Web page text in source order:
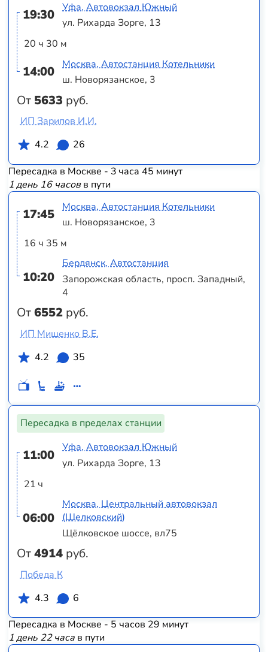
19:30
20 ч 30 м
14:00
От 5633 руб.
Уфа, Автовокзал Южный
ул. Рихарда Зорге, 13
Москва, Автостанция Котельники
ш. Новорязанское, 3
ИП Зарипов И.И.
4.2
26
Пересадка в Москве - 3 часа 45 минут
1 день 16 часовв пути
17:45
16 ч 35 м
10:20
От6552 руб.
Москва, Автостанция Котельники
ш. Новорязанское, 3
Бердянск, Автостанция
Запорожская область, просп. Западный,
4
ИП Мищенко В.Е.
4.2
35
Пересадка в пределах станции
11:00
21 ч
06:00
От4914 руб.
Уфа, Автовокзал Южный
ул. Рихарда Зорге, 13
Москва, Центральный автовокзал
(Щелковский)
Щёлковское шоссе, вл75
Победа К
4.3
6
Пересадка в Москве - 5 часов 29 минут
1 день 22 часав пути